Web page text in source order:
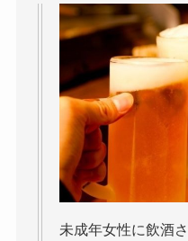
未成年女性に飲酒